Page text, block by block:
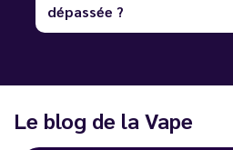
dépassée ?
Le blog de la Vape